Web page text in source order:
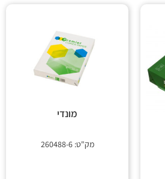
מונדי
מק"ט: 260488-6